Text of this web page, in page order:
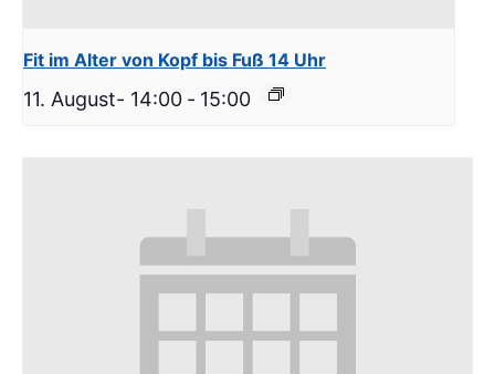
Fit im Alter von Kopf bis Fuß 14 Uhr
11. August- 14:00 - 15:00